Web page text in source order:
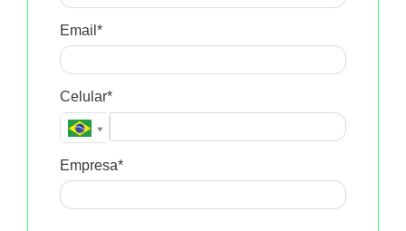
Email*
Celular*
Empresa*